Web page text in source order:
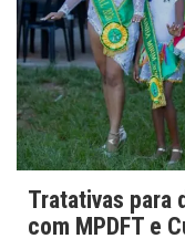
Tratativas para
com MPDFT e